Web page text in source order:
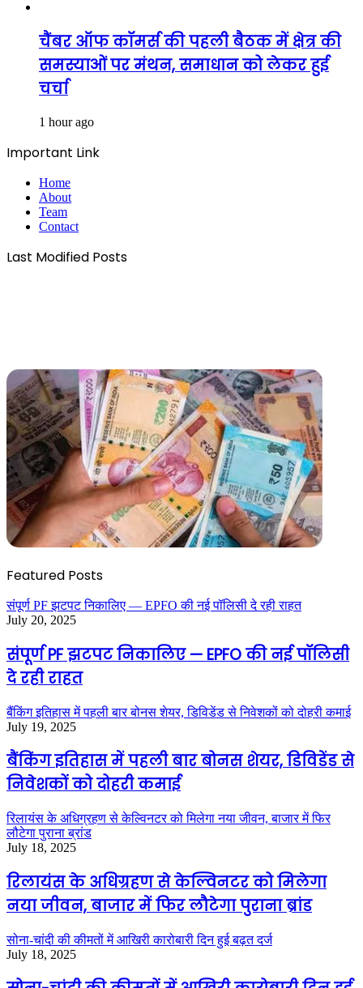
चैंबर ऑफ कॉमर्स की पहली बैठक में क्षेत्र की
समस्याओं पर मंथन, समाधान को लेकर हुई
चर्चा
1 hour ago
Important Link
Home
About
Team
Contact
Last Modified Posts
Featured Posts
संपूर्ण PF झटपट निकालिए — EPFO की नई पॉलिसी दे रही राहत
July 20, 2025
संपूर्ण PF झटपट निकालिए — EPFO की नई पॉलिसी
दे रही राहत
बैंकिंग इतिहास में पहली बार बोनस शेयर, डिविडेंड से निवेशकों को दोहरी कमाई
July 19, 2025
बैंकिंग इतिहास में पहली बार बोनस शेयर, डिविडेंड से
निवेशकों को दोहरी कमाई
रिलायंस के अधिग्रहण से केल्विनटर को मिलेगा नया जीवन, बाजार में फिर
लौटेगा पुराना ब्रांड
July 18, 2025
रिलायंस के अधिग्रहण से केल्विनटर को मिलेगा
नया जीवन, बाजार में फिर लौटेगा पुराना ब्रांड
सोना-चांदी की कीमतों में आखिरी कारोबारी दिन हुई बढ़त दर्ज
July 18, 2025